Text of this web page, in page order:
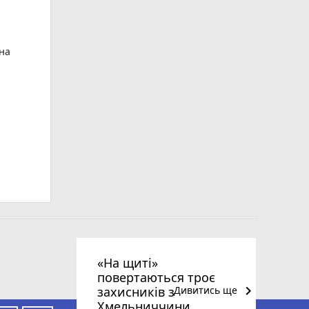
«На щиті»
повертаються троє
захисників зДивитись ще keyboard_arrow_right